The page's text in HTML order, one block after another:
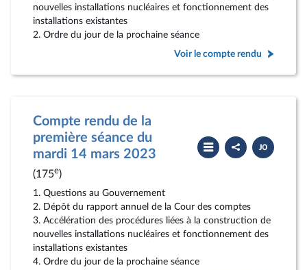
nouvelles installations nucléaires et fonctionnement des
installations existantes
2. Ordre du jour de la prochaine séance
Voir le compte rendu
Compte rendu de la
première séance du
mardi 14 mars 2023
(175e)
Partager
le
compte
Télécharger
le
PDF
1. Questions au Gouvernement
2. Dépôt du rapport annuel de la Cour des comptes
3. Accélération des procédures liées à la construction de
nouvelles installations nucléaires et fonctionnement des
installations existantes
4. Ordre du jour de la prochaine séance